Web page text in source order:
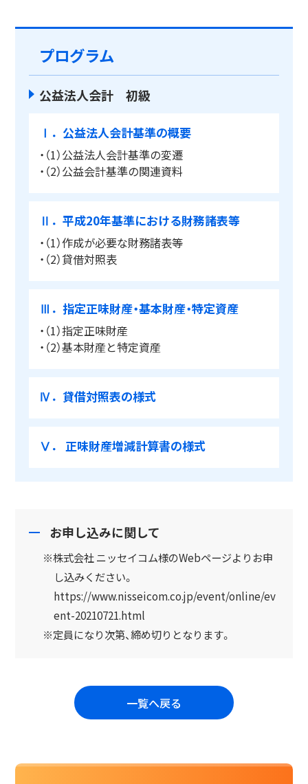
プログラム
公益法人会計 初級
Ⅰ．公益法人会計基準の概要
・（1）公益法人会計基準の変遷
・（2）公益会計基準の関連資料
Ⅱ．平成20年基準における財務諸表等
・（1）作成が必要な財務諸表等
・（2）貸借対照表
Ⅲ．指定正味財産・基本財産・特定資産
・（1）指定正味財産
・（2）基本財産と特定資産
Ⅳ．貸借対照表の様式
Ⅴ． 正味財産増減計算書の様式
お申し込みに関して
※株式会社 ニッセイコム様のWebページよりお申
し込みください。
https://www.nisseicom.co.jp/event/online/ev
ent-20210721.html
※定員になり次第、締め切りとなります。
一覧へ戻る